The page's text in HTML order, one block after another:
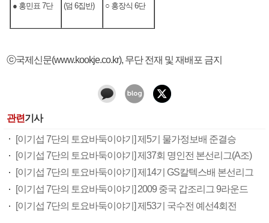
● 홍민표 7단 (덤 6집반) ○ 홍장식 6단
ⓒ국제신문(www.kookje.co.kr), 무단 전재 및 재배포 금지
관련기사
[이기섭 7단의 토요바둑이야기] 제5기 물가정보배 준결승
[이기섭 7단의 토요바둑이야기] 제37회 명인전 본선리그(A조)
[이기섭 7단의 토요바둑이야기] 제14기 GS칼텍스배 본선리그
[이기섭 7단의 토요바둑이야기] 2009 중국 갑조리그 9라운드
[이기섭 7단의 토요바둑이야기] 제53기 국수전 예선4회전